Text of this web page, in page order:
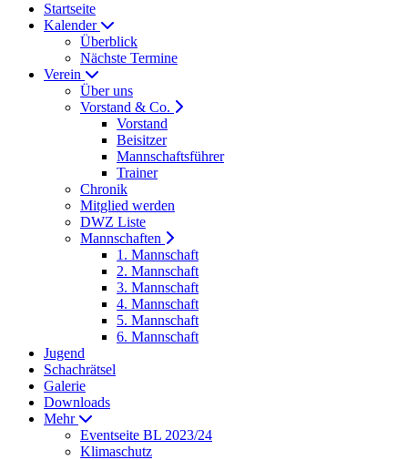
Startseite
Kalender
Überblick
Nächste Termine
Verein
Über uns
Vorstand & Co.
Vorstand
Beisitzer
Mannschaftsführer
Trainer
Chronik
Mitglied werden
DWZ Liste
Mannschaften
1. Mannschaft
2. Mannschaft
3. Mannschaft
4. Mannschaft
5. Mannschaft
6. Mannschaft
Jugend
Schachrätsel
Galerie
Downloads
Mehr
Eventseite BL 2023/24
Klimaschutz